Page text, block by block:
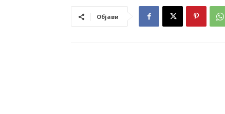
Објави